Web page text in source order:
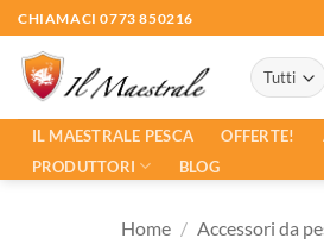
Salta
ai
contenuti
CHIAMACI 0773 850216
IL MAESTRALE PESCA OFFERTE!
PRODUTTORI
BLOG
Home / Accessori da